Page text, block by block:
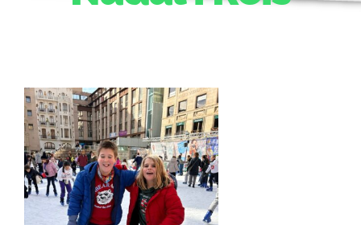
PATROCINADORS
RESULTATS